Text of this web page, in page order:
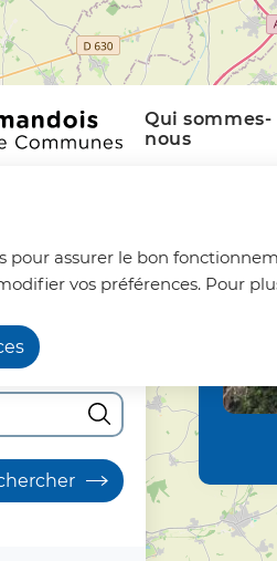
pour assurer le bon
vos préférences. Pour
à la recherche Aller au
de
Pays du Vermandois
N
g
i
o
n
p
Qui sommes-
nous